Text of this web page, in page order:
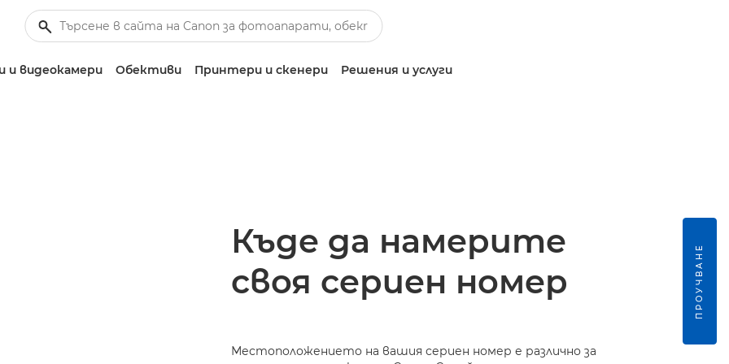
видеокамери Обективи Принтери и скенери Решения и услуги
Къде да намерите
своя сериен номер
Местоположението на вашия сериен номер е различно за
ПРОУЧВАНЕ